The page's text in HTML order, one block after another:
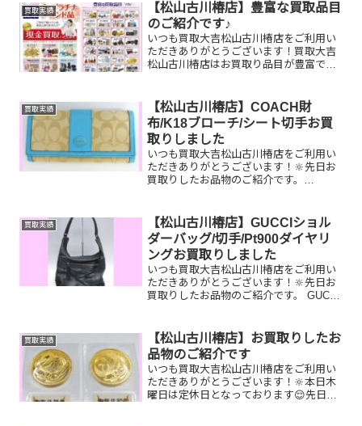
買取実績
【松山古川椿店】豊富な買取品目
のご紹介です♪
いつも買取大吉松山古川椿店をご利用い
ただきありがとうございます！買取大吉
松山古川椿店はお買取り品目が豊富で
たものや、片手でお持ちいただけるもの
ならお買取りできるお品が...
買取実績
【松山古川椿店】COACH財
布/K18ブローチ/シート切手お買
取りしました
いつも買取大吉松山古川椿店をご利用い
ただきありがとうございます！🔆先日お
買取りしたお品物のご紹介です。
か？ぜひ買取大吉松山古川椿店にお査定
させてください！💫そし...
買取実績
【松山古川椿店】GUCCIショル
ダーバッグ/切手/Pt900ダイヤリ
ングお買取りしました
いつも買取大吉松山古川椿店をご利用い
ただきありがとうございます！🔆先日お
買取りしたお品物のご紹介です。 GUCCI
んか？ぜひ買取大吉松山古川椿店にお査
定させてく...
買取実績
【松山古川椿店】お買取りしたお
品物のご紹介です
いつも買取大吉松山古川椿店をご利用い
ただきありがとうございます！🔆本日木
曜日は定休日となっております😌先日お